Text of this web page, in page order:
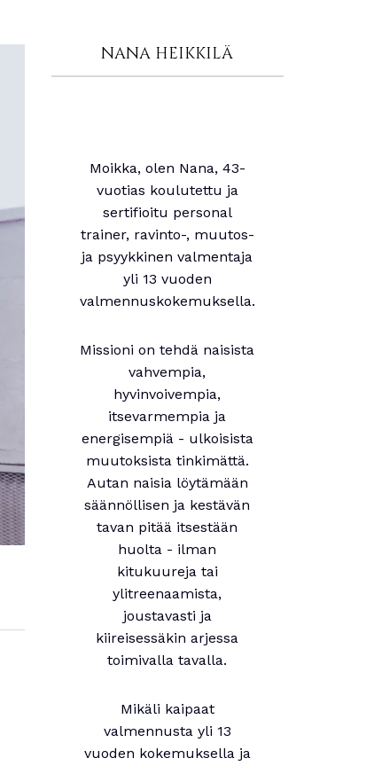
NANA HEIKKILÄ
Moikka, olen Nana, 43-
vuotias koulutettu ja
sertifioitu personal
trainer, ravinto-, muutos-
ja psyykkinen valmentaja
yli 13 vuoden
valmennuskokemuksella.
Missioni on tehdä naisista
vahvempia,
hyvinvoivempia,
itsevarmempia ja
energisempiä - ulkoisista
muutoksista tinkimättä.
Autan naisia löytämään
säännöllisen ja kestävän
tavan pitää itsestään
huolta - ilman
kitukuureja tai
ylitreenaamista,
joustavasti ja
kiireisessäkin arjessa
toimivalla tavalla.
Mikäli kaipaat
valmennusta yli 13
vuoden kokemuksella ja